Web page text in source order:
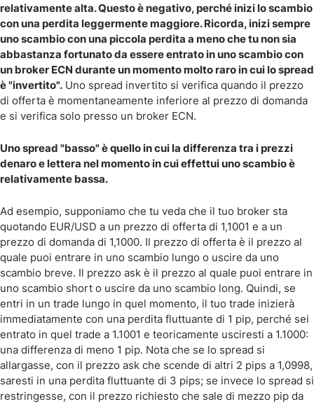
relativamente alta. Questo è negativo, perché inizi lo scambio
con una perdita leggermente maggiore. Ricorda, inizi sempre
uno scambio con una piccola perdita a meno che tu non sia
abbastanza fortunato da essere entrato in uno scambio con
un broker ECN durante un momento molto raro in cui lo spread
è "invertito". Uno spread invertito si verifica quando il prezzo
di offerta è momentaneamente inferiore al prezzo di domanda
e si verifica solo presso un broker ECN.
Uno spread "basso" è quello in cui la differenza tra i prezzi
denaro e lettera nel momento in cui effettui uno scambio è
relativamente bassa.
Ad esempio, supponiamo che tu veda che il tuo broker sta
quotando EUR/USD a un prezzo di offerta di 1,1001 e a un
prezzo di domanda di 1,1000. Il prezzo di offerta è il prezzo al
quale puoi entrare in uno scambio lungo o uscire da uno
scambio breve. Il prezzo ask è il prezzo al quale puoi entrare in
uno scambio short o uscire da uno scambio long. Quindi, se
entri in un trade lungo in quel momento, il tuo trade inizierà
immediatamente con una perdita fluttuante di 1 pip, perché sei
entrato in quel trade a 1.1001 e teoricamente usciresti a 1.1000:
una differenza di meno 1 pip. Nota che se lo spread si
allargasse, con il prezzo ask che scende di altri 2 pips a 1,0998,
saresti in una perdita fluttuante di 3 pips; se invece lo spread si
restringesse, con il prezzo richiesto che sale di mezzo pip da